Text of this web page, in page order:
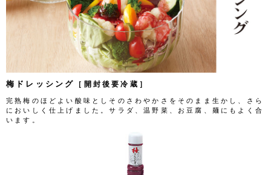
梅ドレッシング ［開封後要冷蔵］
完熟梅のほどよい酸味としそのさわやかさをそのまま生かし、さら
においしく仕上げました。サラダ、温野菜、お豆腐、麺にもよく合
います。